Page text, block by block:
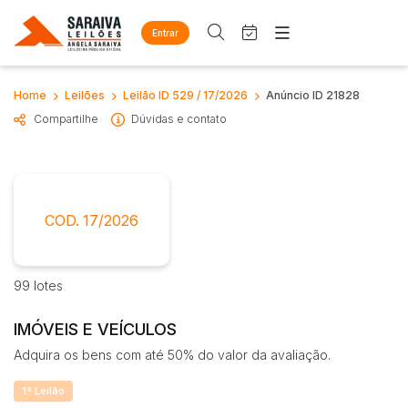
Entrar
Criar conta
Site
Agenda
Busca por categoria
Arma/Segurança
Combustível
Imóveis
Apartamento
Casa
Busca por palavra-chave
Bairro
Judiciais Extrajudiciais
R$
Home
Home Leilões Leilão ID 529 / 17/2026
Anúncio ID 21828
Compartilhe
Dúvidas e contato
COD. 17/2026
99 lotes
IMÓVEIS E VEÍCULOS
Adquira os bens com até 50% do valor da avaliação.
1ª Leilão